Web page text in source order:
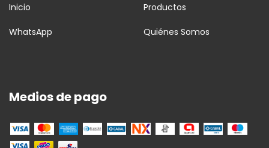
Inicio Productos
WhatsApp Quiénes Somos
Medios de pago